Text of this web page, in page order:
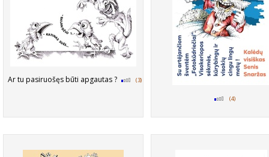
Ar tu pasiruošęs būti apgautas ? (3)
(4)